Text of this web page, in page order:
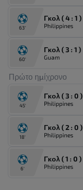
63'
Γκολ ( 4 : 1 )
Philippines
60'
Γκολ ( 3 : 1 )
Guam
Πρώτο ημίχρονο
45'
Γκολ ( 3 : 0 )
Philippines
18'
Γκολ ( 2 : 0 )
Philippines
6'
Γκολ ( 1 : 0 )
Philippines